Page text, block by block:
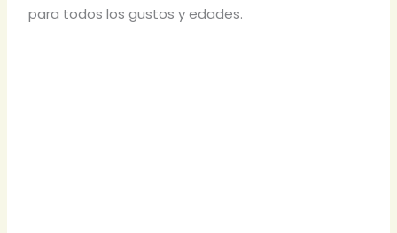
para todos los gustos y edades.